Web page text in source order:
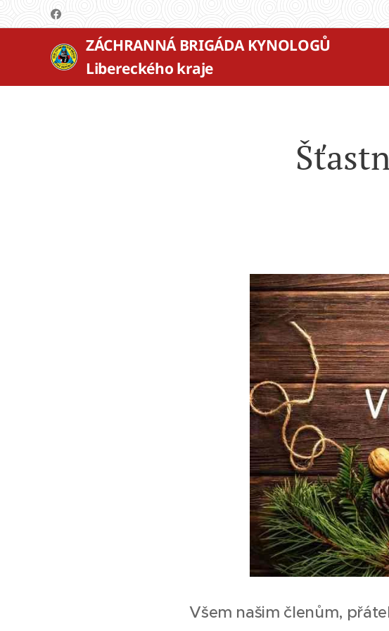
ZÁCHRANNÁ BRIGÁDA KYNOLOGŮ
Libereckého kraje
Všem našim členům,